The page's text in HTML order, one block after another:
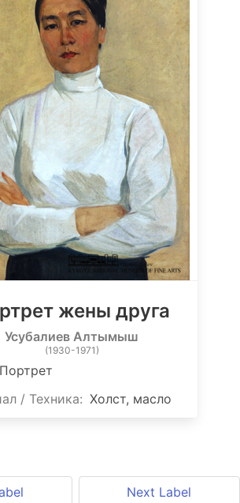
жены друга
Усубалиев Алтымыш
(1930-1971)
Портрет
/ Техника: Холст, масло
Next Label